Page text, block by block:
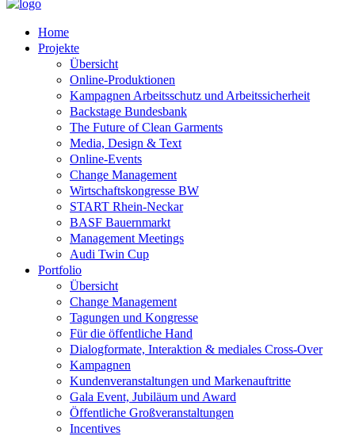
Home
Projekte
Übersicht
Online-Produktionen
Kampagnen Arbeitsschutz und Arbeitssicherheit
Backstage Bundesbank
The Future of Clean Garments
Media, Design & Text
Online-Events
Change Management
Wirtschaftskongresse BW
START Rhein-Neckar
BASF Bauernmarkt
Management Meetings
Audi Twin Cup
Portfolio
Übersicht
Change Management
Tagungen und Kongresse
Für die öffentliche Hand
Dialogformate, Interaktion & mediales Cross-Over
Kampagnen
Kundenveranstaltungen und Markenauftritte
Gala Event, Jubiläum und Award
Öffentliche Großveranstaltungen
Incentives